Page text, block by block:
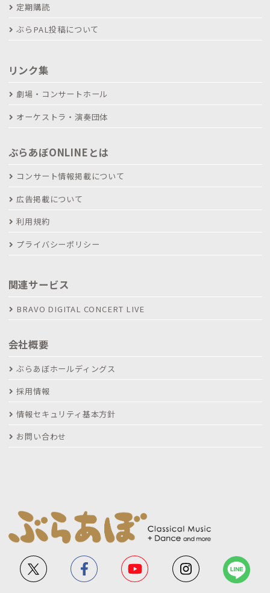
定期購読
ぶらPAL投稿について
リンク集
劇場・コンサートホール
オーケストラ・演奏団体
ぶらあぼONLINEとは
コンサート情報掲載について
広告掲載について
利用規約
プライバシーポリシー
関連サービス
BRAVO DIGITAL CONCERT LIVE
会社概要
ぶらあぼホールディングス
採用情報
情報セキュリティ基本方針
お問い合わせ